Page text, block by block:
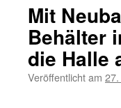
Mit
Behälter
die Halle
Veröffentlicht am